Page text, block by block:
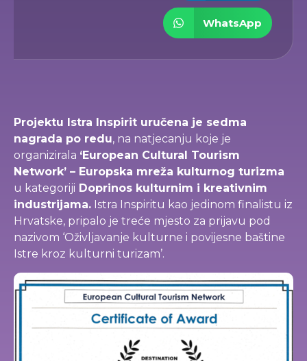
WhatsApp
Projektu Istra Inspirit uručena je sedma
nagrada po redu, na natjecanju koje je
organizirala ‘European Cultural Tourism
Network’ – Europska mreža kulturnog turizma
u kategoriji Doprinos kulturnim i kreativnim
industrijama. Istra Inspiritu kao jedinom finalistu iz
Hrvatske, pripalo je treće mjesto za prijavu pod
nazivom ‘Oživljavanje kulturne i povijesne baštine
Istre kroz kulturni turizam’.